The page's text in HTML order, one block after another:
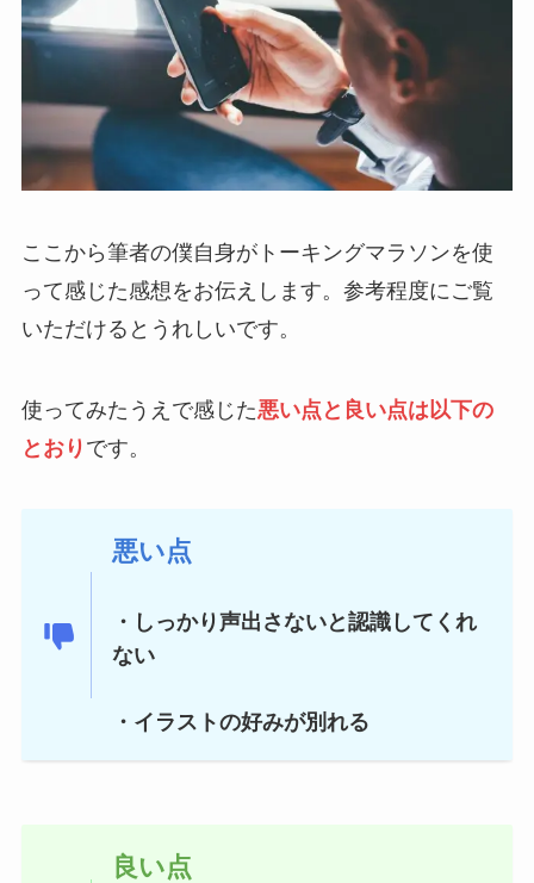
ここから筆者の僕自身がトーキングマラソンを使
って感じた感想をお伝えします。参考程度にご覧
いただけるとうれしいです。
使ってみたうえで感じた悪い点と良い点は以下の
とおり です。
悪い点
・しっかり声出さないと認識してくれ
ない
・イラストの好みが別れる
良い点